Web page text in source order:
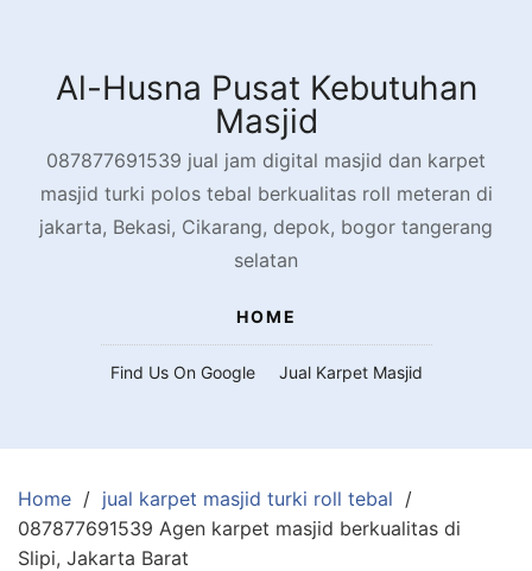
contentAl-Husna Pusat Kebutuhan
Masjid
087877691539 jual jam digital masjid dan karpet
masjid turki polos tebal berkualitas roll meteran di
jakarta, Bekasi, Cikarang, depok, bogor tangerang
selatan
HOME
Find Us On Google Jual Karpet Masjid
Home
jual karpet masjid turki roll tebal
087877691539 Agen karpet masjid berkualitas di
Slipi, Jakarta Barat